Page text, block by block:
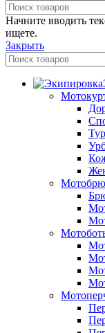
Начните вводить
ищете.
Закрыть